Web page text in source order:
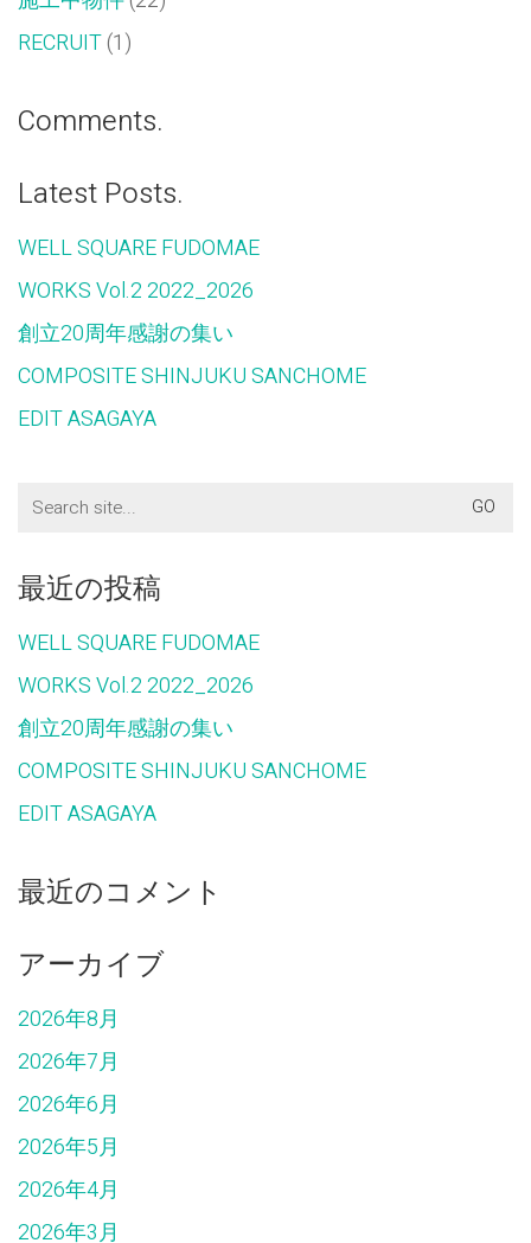
RECRUIT(1)
Comments.
Latest Posts.
WELL SQUARE FUDOMAE
WORKS Vol.2 2022_2026
創立20周年感謝の集い
COMPOSITE SHINJUKU SANCHOME
EDIT ASAGAYA
Search
for:
最近の投稿
WELL SQUARE FUDOMAE
WORKS Vol.2 2022_2026
創立20周年感謝の集い
COMPOSITE SHINJUKU SANCHOME
EDIT ASAGAYA
最近のコメント
アーカイブ
2026年8月
2026年7月
2026年6月
2026年5月
2026年4月
2026年3月